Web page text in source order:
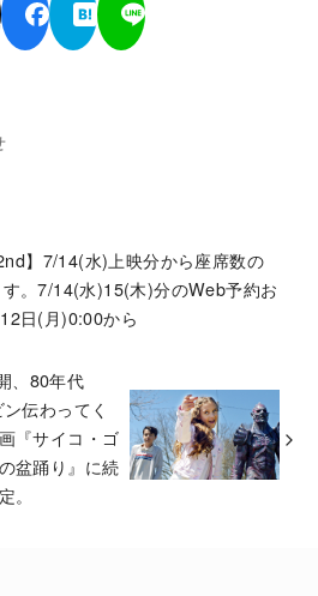
】7/14(水)上映分から座席数の
。7/14(水)15(木)分のWeb予約お
日(月)0:00から
、80年代
伝わってく
『サイコ・ゴ
盆踊り』に続
。